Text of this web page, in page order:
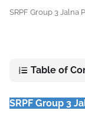
SRPF Group 3 Jalna
Table of
SRPF Group 3